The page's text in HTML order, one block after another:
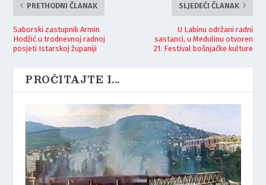
PRETHODNI ČLANAK
Saborski zastupnik Armin
Hodžić u trodnevnoj radnoj
posjeti Istarskoj županiji
SLJEDEĆI ČLANAK
U Labinu održani radni
sastanci, u Medulinu otvoren
21. Festival bošnjačke kulture
PROČITAJTE I...